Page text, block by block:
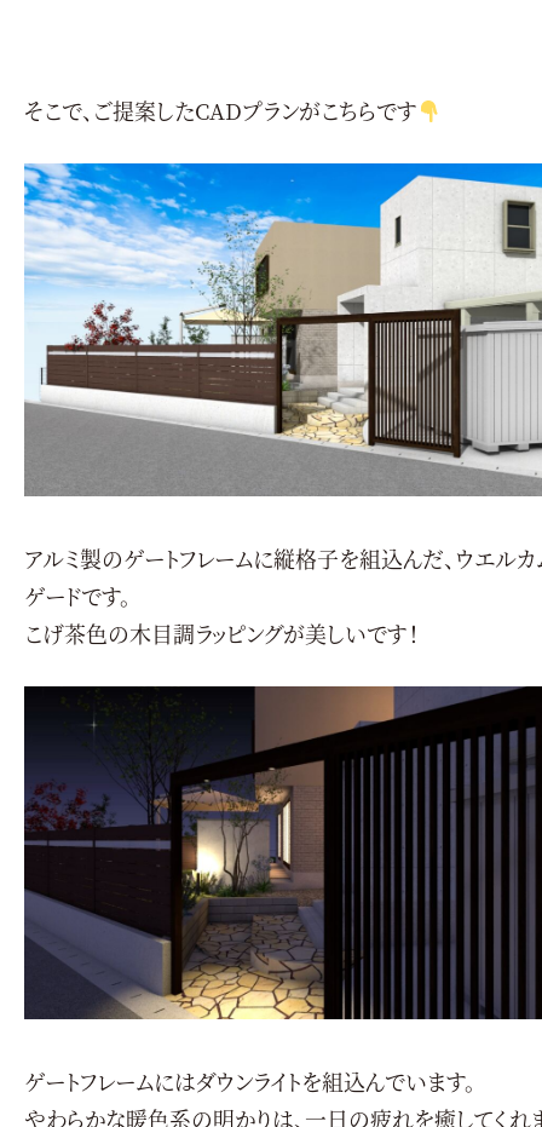
そこで、ご提案したCADプランがこちらです
アルミ製のゲートフレームに縦格子を組込んだ、ウエルカ
ゲードです。
こげ茶色の木目調ラッピングが美しいです！
ゲートフレームにはダウンライトを組込んでいます。
やわらかな暖色系の明かりは、一日の疲れを癒してくれ